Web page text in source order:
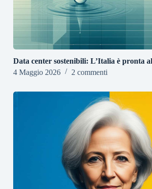
Data center sostenibili: L’Italia è pronta
4 Maggio 2026
2 commenti